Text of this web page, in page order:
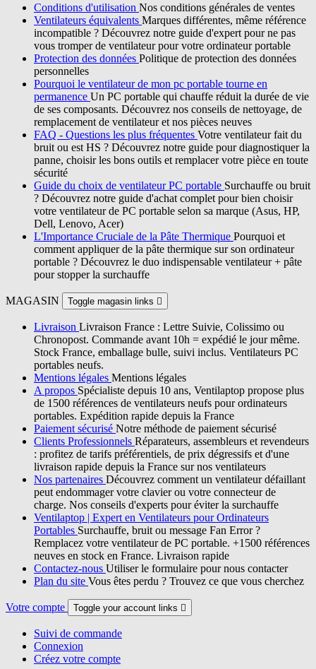
Conditions d'utilisation Nos conditions générales de ventes
Ventilateurs équivalents Marques différentes, même référence
incompatible ? Découvrez notre guide d'expert pour ne pas
vous tromper de ventilateur pour votre ordinateur portable
Protection des données Politique de protection des données
personnelles
Pourquoi le ventilateur de mon pc portable tourne en
permanence Un PC portable qui chauffe réduit la durée de vie
de ses composants. Découvrez nos conseils de nettoyage, de
remplacement de ventilateur et nos pièces neuves
FAQ - Questions les plus fréquentes Votre ventilateur fait du
bruit ou est HS ? Découvrez notre guide pour diagnostiquer la
panne, choisir les bons outils et remplacer votre pièce en toute
sécurité
Guide du choix de ventilateur PC portable Surchauffe ou bruit
? Découvrez notre guide d'achat complet pour bien choisir
votre ventilateur de PC portable selon sa marque (Asus, HP,
Dell, Lenovo, Acer)
L'Importance Cruciale de la Pâte Thermique Pourquoi et
comment appliquer de la pâte thermique sur son ordinateur
portable ? Découvrez le duo indispensable ventilateur + pâte
pour stopper la surchauffe
MAGASIN Toggle magasin links 
Livraison Livraison France : Lettre Suivie, Colissimo ou
Chronopost. Commande avant 10h = expédié le jour même.
Stock France, emballage bulle, suivi inclus. Ventilateurs PC
portables neufs.
Mentions légales Mentions légales
A propos Spécialiste depuis 10 ans, Ventilaptop propose plus
de 1500 références de ventilateurs neufs pour ordinateurs
portables. Expédition rapide depuis la France
Paiement sécurisé Notre méthode de paiement sécurisé
Clients Professionnels Réparateurs, assembleurs et revendeurs
: profitez de tarifs préférentiels, de prix dégressifs et d'une
livraison rapide depuis la France sur nos ventilateurs
Nos partenaires Découvrez comment un ventilateur défaillant
peut endommager votre clavier ou votre connecteur de
charge. Nos conseils d'experts pour éviter la surchauffe
Ventilaptop | Expert en Ventilateurs pour Ordinateurs
Portables Surchauffe, bruit ou message Fan Error ?
Remplacez votre ventilateur de PC portable. +1500 références
neuves en stock en France. Livraison rapide
Contactez-nous Utiliser le formulaire pour nous contacter
Plan du site Vous êtes perdu ? Trouvez ce que vous cherchez
Votre compte Toggle your account links 
Suivi de commande
Connexion
Créez votre compte